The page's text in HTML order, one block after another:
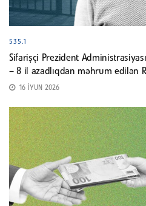
535.1
Sifarişçi Prezident
– 8 il azadlıqdan məhrum edilən
16 İYUN 2026